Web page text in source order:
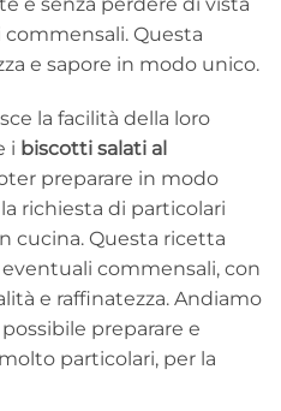
Questa
e sapore in modo unico.
la facilità della loro
i biscotti salati al
preparare in modo
richiesta di particolari
cucina. Questa ricetta
commensali, con
e raffinatezza. Andiamo
preparare e
molto particolari, per la